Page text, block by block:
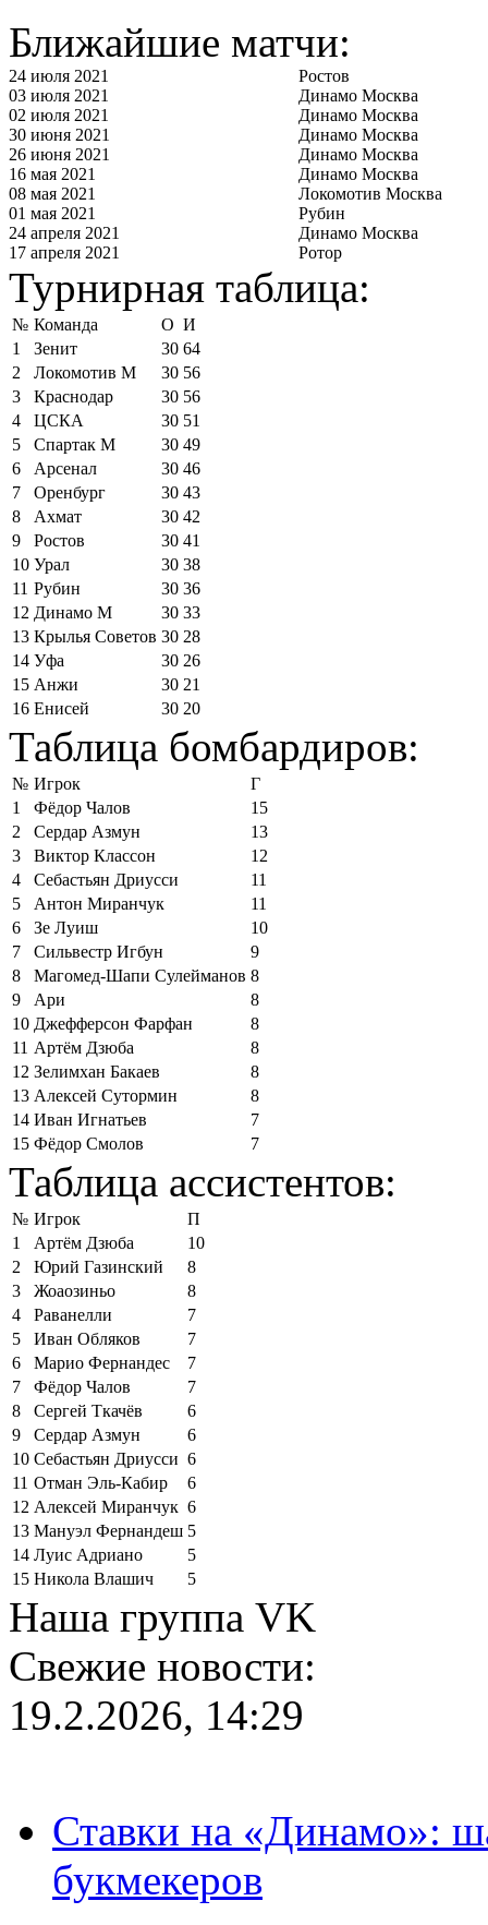
Ближайшие матчи:
24 июля 2021
Ростов
03 июля 2021
Динамо Москва
02 июля 2021
Динамо Москва
30 июня 2021
Динамо Москва
26 июня 2021
Динамо Москва
16 мая 2021
Динамо Москва
08 мая 2021
Локомотив Москва
01 мая 2021
Рубин
24 апреля 2021
Динамо Москва
17 апреля 2021
Ротор
Турнирная таблица:
№ Команда О И
1
Зенит 30 64
2
Локомотив М 30 56
3
Краснодар 30 56
4
ЦСКА 30 51
5
Спартак М 30 49
6
Арсенал 30 46
7
Оренбург 30 43
8
Ахмат 30 42
9
Ростов 30 41
10 Урал 30 38
11 Рубин 30 36
12 Динамо М 30 33
13 Крылья Советов 30 28
14 Уфа 30 26
15 Анжи 30 21
16 Енисей 30 20
Таблица бомбардиров:
№ Игрок
Г
1
Фёдор Чалов
15
2
Сердар Азмун
13
3
Виктор Классон
12
4
Себастьян Дриусси
11
5
Антон Миранчук
11
6
Зе Луиш
10
7
Сильвестр Игбун
9
8
Магомед-Шапи Сулейманов 8
9
Ари
8
10 Джефферсон Фарфан
8
11 Артём Дзюба
8
12 Зелимхан Бакаев
8
13 Алексей Сутормин
8
14 Иван Игнатьев
7
15 Фёдор Смолов 7
Таблица ассистентов:
№ Игрок
П
1
Артём Дзюба
10
2
Юрий Газинский
8
3
Жоаозиньо
8
4
Раванелли
7
5
Иван Обляков
7
6
Марио Фернандес
7
7
Фёдор Чалов
7
8
Сергей Ткачёв
6
9
Сердар Азмун
6
10 Себастьян Дриусси 6
11 Отман Эль-Кабир
6
12 Алексей Миранчук 6
13 Мануэл Фернандеш 5
14 Луис Адриано
5
15 Никола Влашич 5
Наша группа VK
Свежие новости:
19.2.2026, 14:29
Ставки на «Динамо»:
букмекеров